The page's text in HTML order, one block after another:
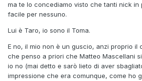
ma te lo concediamo visto che tanti nick in
facile per nessuno.
Lui è Taro, io sono il Toma.
E no, il mio non è un guscio, anzi proprio il
che penso a priori che Matteo Mascellani
io no (mai detto e sarò lieto di aver
impressione che era comunque, come ho